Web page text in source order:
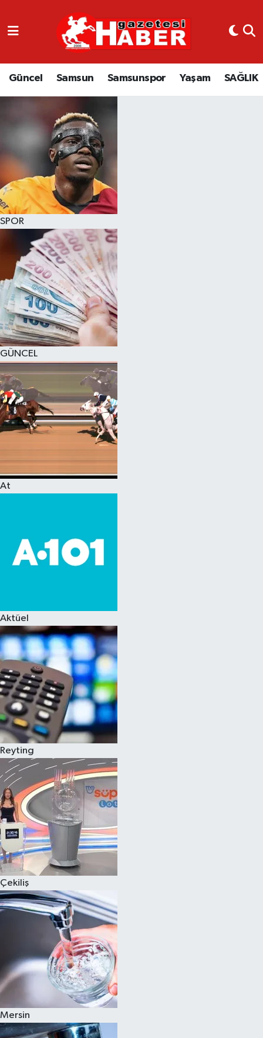
Güncel Samsun Samsunspor Yaşam SAĞLIK
SPOR
GÜNCEL
At
Aktüel
Reyting
Çekiliş
Mersin
GÜNCEL
SAMSUN
EKONOMİ
YAŞAM